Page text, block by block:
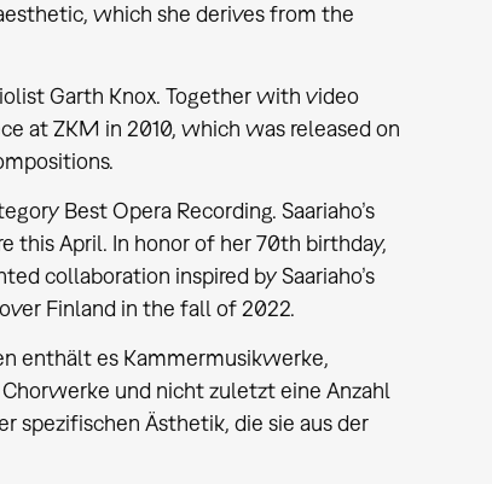
which she derives from the
Garth Knox. Together with video
at ZKM in 2010, which was released on
Best Opera Recording. Saariaho’s
this April. In honor of her 70th birthday,
collaboration inspired by Saariaho’s
Finland in the fall of 2022.
enthält es Kammermusikwerke,
und nicht zuletzt eine Anzahl
spezifischen Ästhetik, die sie aus der